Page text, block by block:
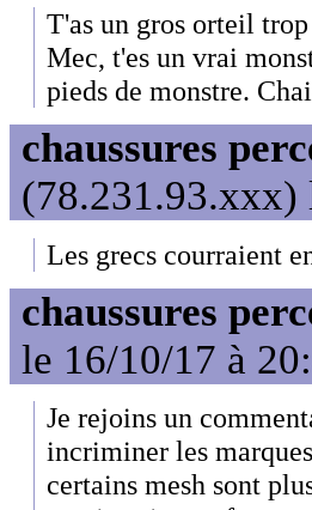
T'as un gros orteil
Mec, t'es un vrai
pieds de monstre.
chaussures
(78.231.93.xxx)
Les grecs courraient
chaussures
le 16/10/17 à
Je rejoins un
incriminer les
certains mesh sont